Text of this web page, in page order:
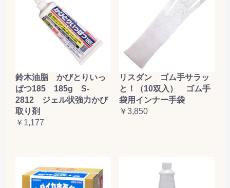
鈴木油脂 かびとりいっ
ぱつ185 185g S-
2812 ジェル状強力かび
取り剤
￥1,177
リスダン ゴム手サラッ
と！（10双入） ゴム手
袋用インナー手袋
￥3,850